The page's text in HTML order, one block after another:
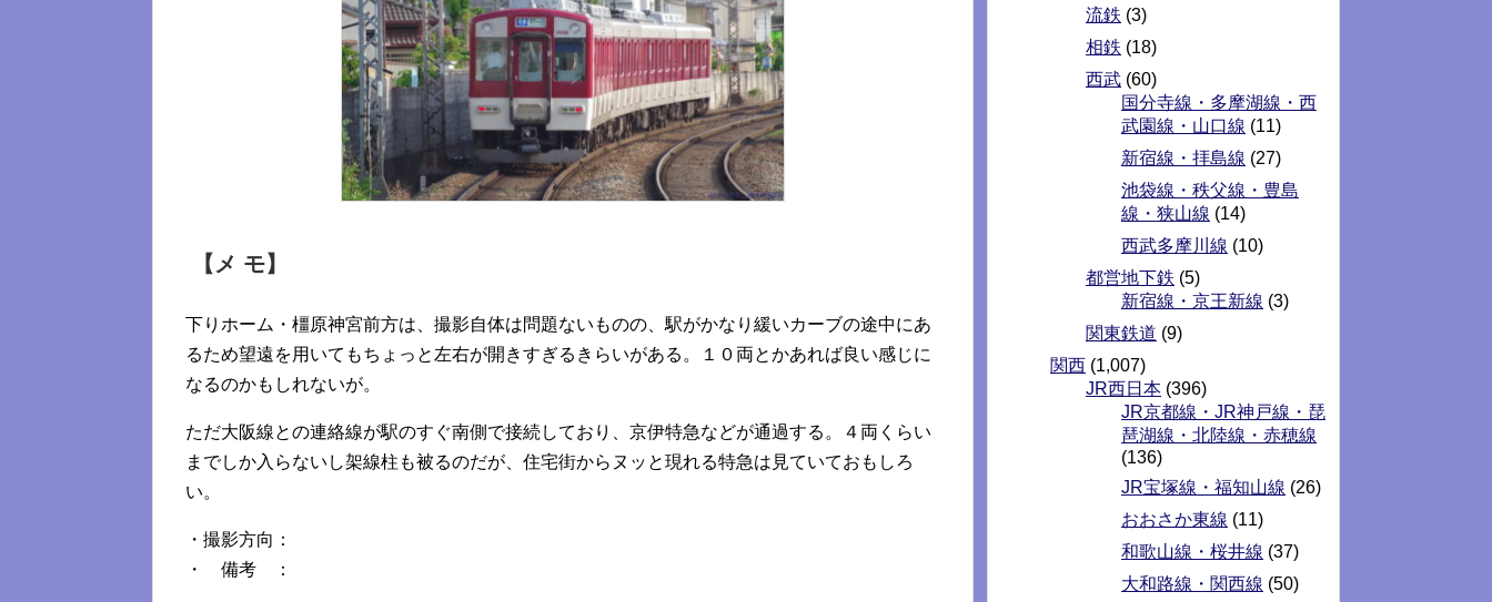
【メ モ】
下りホーム・橿原神宮前方は、撮影自体は問題ないものの、駅がかなり緩いカーブの途中にあ
るため望遠を用いてもちょっと左右が開きすぎるきらいがある。１０両とかあれば良い感じに
なるのかもしれないが。
ただ大阪線との連絡線が駅のすぐ南側で接続しており、京伊特急などが通過する。４両くらい
までしか入らないし架線柱も被るのだが、住宅街からヌッと現れる特急は見ていておもしろ
い。
・撮影方向：
・ 備考 ：
流鉄 (3)
相鉄 (18)
西武 (60)
国分寺線・多摩湖線・西
武園線・山口線 (11)
新宿線・拝島線 (27)
池袋線・秩父線・豊島
線・狭山線 (14)
西武多摩川線 (10)
都営地下鉄 (5)
新宿線・京王新線 (3)
関東鉄道 (9)
関西 (1,007)
JR西日本 (396)
JR京都線・JR神戸線・琵
琶湖線・北陸線・赤穂線
(136)
JR宝塚線・福知山線 (26)
おおさか東線 (11)
和歌山線・桜井線 (37)
大和路線・関西線 (50)